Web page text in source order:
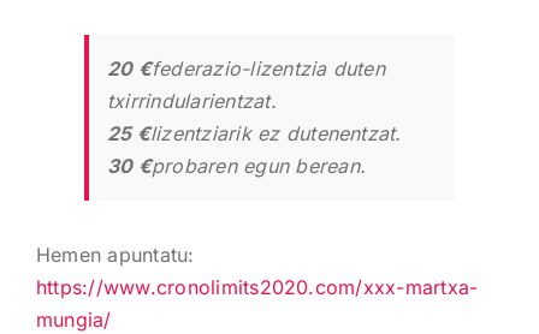
20 €federazio-lizentzia duten
txirrindularientzat.
25 €lizentziarik ez dutenentzat.
30 €probaren egun berean.
Hemen apuntatu:
https://www.cronolimits2020.com/xxx-martxa-
mungia/